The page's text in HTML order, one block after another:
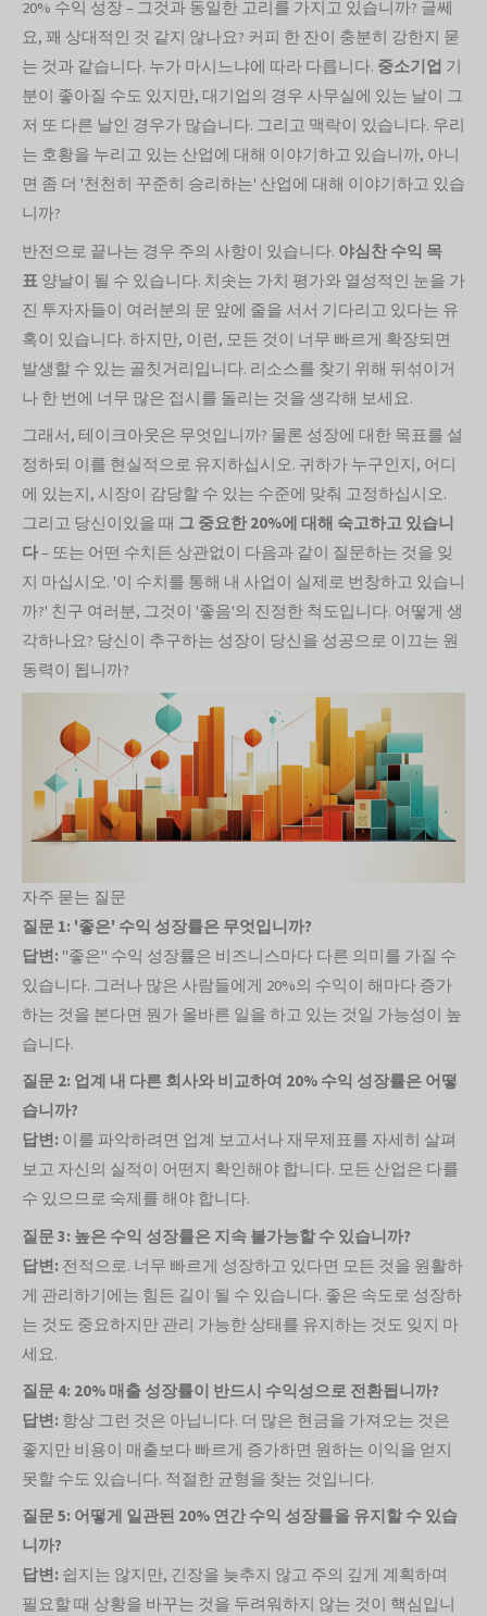
20% 수익 성장 – 그것과 동일한 고리를 가지고 있습니까? 글쎄
요, 꽤 상대적인 것 같지 않나요? 커피 한 잔이 충분히 강한지 묻
는 것과 같습니다. 누가 마시느냐에 따라 다릅니다. 중소기업 기
분이 좋아질 수도 있지만, 대기업의 경우 사무실에 있는 날이 그
저 또 다른 날인 경우가 많습니다. 그리고 맥락이 있습니다. 우리
는 호황을 누리고 있는 산업에 대해 이야기하고 있습니까, 아니
면 좀 더 '천천히 꾸준히 승리하는' 산업에 대해 이야기하고 있습
니까?
반전으로 끝나는 경우 주의 사항이 있습니다. 야심찬 수익 목
표 양날이 될 수 있습니다. 치솟는 가치 평가와 열성적인 눈을 가
진 투자자들이 여러분의 문 앞에 줄을 서서 기다리고 있다는 유
혹이 있습니다. 하지만, 이런, 모든 것이 너무 빠르게 확장되면
발생할 수 있는 골칫거리입니다. 리소스를 찾기 위해 뒤섞이거
나 한 번에 너무 많은 접시를 돌리는 것을 생각해 보세요.
그래서, 테이크아웃은 무엇입니까? 물론 성장에 대한 목표를 설
정하되 이를 현실적으로 유지하십시오. 귀하가 누구인지, 어디
에 있는지, 시장이 감당할 수 있는 수준에 맞춰 고정하십시오.
그리고 당신이있을 때 그 중요한 20%에 대해 숙고하고 있습니
다– 또는 어떤 수치든 상관없이 다음과 같이 질문하는 것을 잊
지 마십시오. '이 수치를 통해 내 사업이 실제로 번창하고 있습니
까?' 친구 여러분, 그것이 '좋음'의 진정한 척도입니다. 어떻게 생
각하나요? 당신이 추구하는 성장이 당신을 성공으로 이끄는 원
동력이 됩니까?
자주 묻는 질문
질문 1: '좋은' 수익 성장률은 무엇입니까?
답변: "좋은" 수익 성장률은 비즈니스마다 다른 의미를 가질 수
있습니다. 그러나 많은 사람들에게 20%의 수익이 해마다 증가
하는 것을 본다면 뭔가 올바른 일을 하고 있는 것일 가능성이 높
습니다.
질문 2: 업계 내 다른 회사와 비교하여 20% 수익 성장률은 어떻
습니까?
답변: 이를 파악하려면 업계 보고서나 재무제표를 자세히 살펴
보고 자신의 실적이 어떤지 확인해야 합니다. 모든 산업은 다를
수 있으므로 숙제를 해야 합니다.
질문 3: 높은 수익 성장률은 지속 불가능할 수 있습니까?
답변: 전적으로. 너무 빠르게 성장하고 있다면 모든 것을 원활하
게 관리하기에는 힘든 길이 될 수 있습니다. 좋은 속도로 성장하
는 것도 중요하지만 관리 가능한 상태를 유지하는 것도 잊지 마
세요.
질문 4: 20% 매출 성장률이 반드시 수익성으로 전환됩니까?
답변: 항상 그런 것은 아닙니다. 더 많은 현금을 가져오는 것은
좋지만 비용이 매출보다 빠르게 증가하면 원하는 이익을 얻지
못할 수도 있습니다. 적절한 균형을 찾는 것입니다.
질문 5: 어떻게 일관된 20% 연간 수익 성장률을 유지할 수 있습
니까?
답변: 쉽지는 않지만, 긴장을 늦추지 않고 주의 깊게 계획하며
필요할 때 상황을 바꾸는 것을 두려워하지 않는 것이 핵심입니